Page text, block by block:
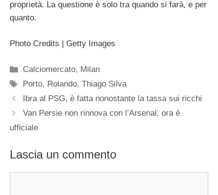
proprietà. La questione è solo tra quando si farà, e per
quanto.
Photo Credits | Getty Images
Categorie
Calciomercato, Milan
Tag
Porto, Rolando,Thiago Silva
Ibra al PSG, è fatta nonostante la tassa sui ricchi
Van Persie non rinnova con l’Arsenal, ora è
ufficiale
Lascia un commento